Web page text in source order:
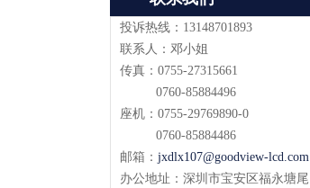
投诉热线：13148701893
联系人：邓小姐
传真：0755-27315661
0760-85884496
座机：0755-29769890-0
0760-85884486
邮箱： jxdlx107@goodview-lcd.com
办公地址：深圳市宝安区福永塘尾